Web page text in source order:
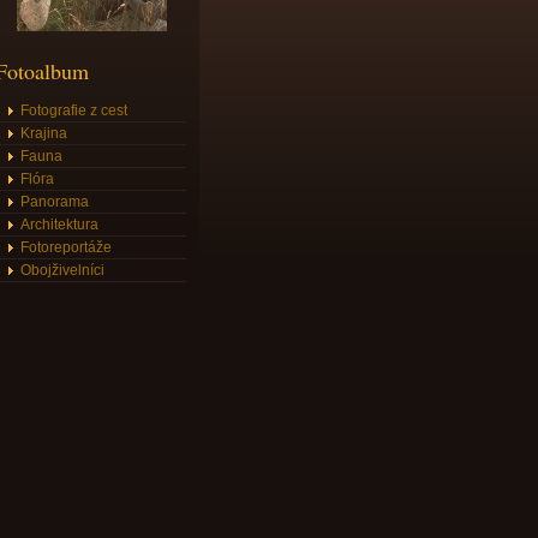
Fotografie z cest
Krajina
Fauna
Flóra
Panorama
Architektura
Fotoreportáže
Obojživelníci